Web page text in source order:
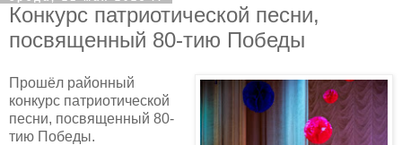
Конкурс патриотической песни,
посвященный 80-тию Победы
Прошёл районный
конкурс патриотической
песни, посвященный 80-
тию Победы.